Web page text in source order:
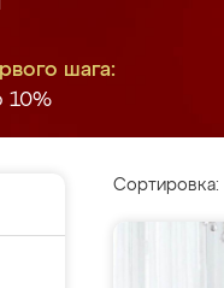
шага:
10%
Сортировка: